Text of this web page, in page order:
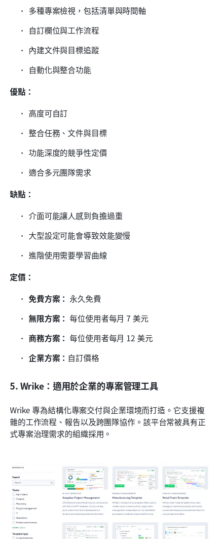
多種專案檢視，包括清單與時間軸
自訂欄位與工作流程
內建文件與目標追蹤
自動化與整合功能
優點：
高度可自訂
整合任務、文件與目標
功能深度的競爭性定價
適合多元團隊需求
缺點：
介面可能讓人感到負擔過重
大型設定可能會導致效能變慢
進階使用需要學習曲線
定價：
免費方案： 永久免費
無限方案： 每位使用者每月 7 美元
商務方案： 每位使用者每月 12 美元
企業方案： 自訂價格
5. Wrike：適用於企業的專案管理工具
Wrike 專為結構化專案交付與企業環境而打造。它支援複
雜的工作流程、報告以及跨團隊協作。該平台常被具有正
式專案治理需求的組織採用。